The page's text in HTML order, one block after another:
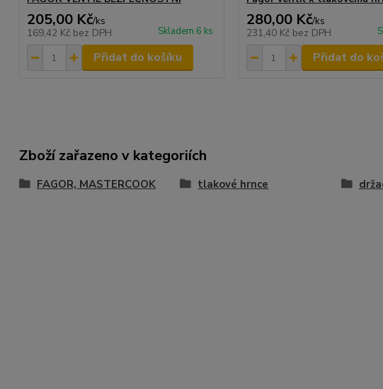
205,00 Kč/ks
169,42 Kč bez DPH Skladem 6 ks
Přidat do košíku
280,00 Kč/ks
231,40 Kč bez DPH
Přidat do
Zboží zařazeno v kategoriích
FAGOR, MASTERCOOK tlakové hrnce